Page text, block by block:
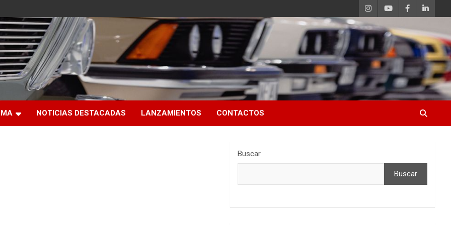
NOTICIAS DESTACADAS LANZAMIENTOS CONTACTOS
Buscar
Buscar